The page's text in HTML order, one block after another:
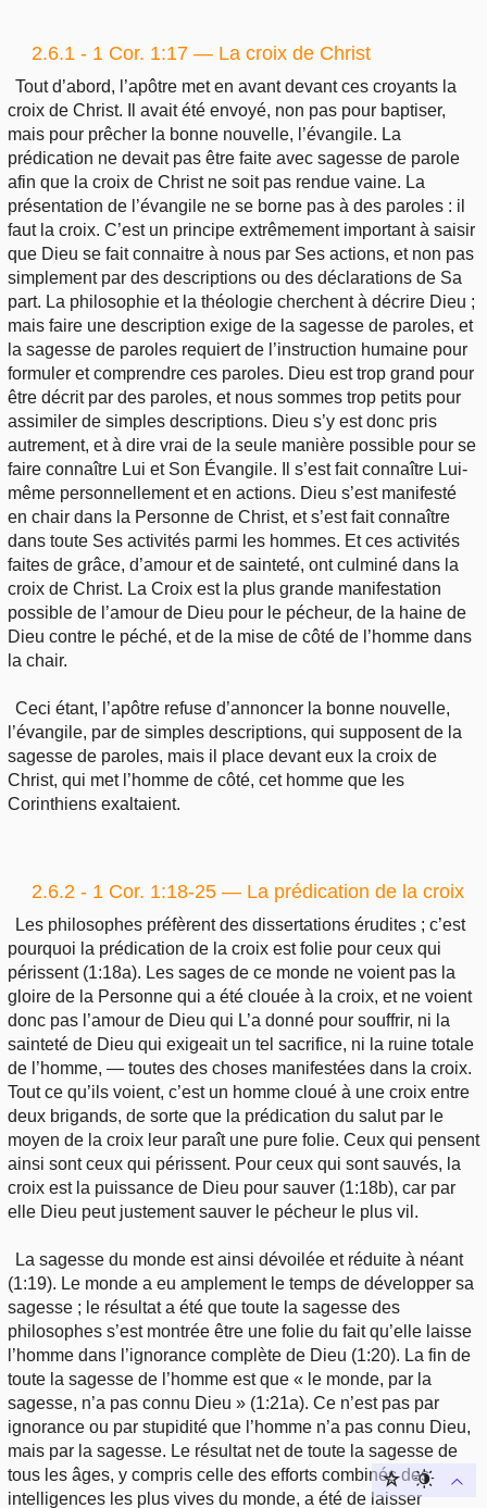
2.6.1 - 1 Cor. 1:17 — La croix de Christ
Tout d’abord, l’apôtre met en avant devant ces croyants la
croix de Christ. Il avait été envoyé, non pas pour baptiser,
mais pour prêcher la bonne nouvelle, l’évangile. La
prédication ne devait pas être faite avec sagesse de parole
afin que la croix de Christ ne soit pas rendue vaine. La
présentation de l’évangile ne se borne pas à des paroles : il
faut la croix. C’est un principe extrêmement important à saisir
que Dieu se fait connaitre à nous par Ses actions, et non pas
simplement par des descriptions ou des déclarations de Sa
part. La philosophie et la théologie cherchent à décrire Dieu ;
mais faire une description exige de la sagesse de paroles, et
la sagesse de paroles requiert de l’instruction humaine pour
formuler et comprendre ces paroles. Dieu est trop grand pour
être décrit par des paroles, et nous sommes trop petits pour
assimiler de simples descriptions. Dieu s’y est donc pris
autrement, et à dire vrai de la seule manière possible pour se
faire connaître Lui et Son Évangile. Il s’est fait connaître Lui-
même personnellement et en actions. Dieu s’est manifesté
en chair dans la Personne de Christ, et s’est fait connaître
dans toute Ses activités parmi les hommes. Et ces activités
faites de grâce, d’amour et de sainteté, ont culminé dans la
croix de Christ. La Croix est la plus grande manifestation
possible de l’amour de Dieu pour le pécheur, de la haine de
Dieu contre le péché, et de la mise de côté de l’homme dans
la chair.
Ceci étant, l’apôtre refuse d’annoncer la bonne nouvelle,
l’évangile, par de simples descriptions, qui supposent de la
sagesse de paroles, mais il place devant eux la croix de
Christ, qui met l’homme de côté, cet homme que les
Corinthiens exaltaient.
2.6.2 - 1 Cor. 1:18-25 — La prédication de la croix
Les philosophes préfèrent des dissertations érudites ; c’est
pourquoi la prédication de la croix est folie pour ceux qui
périssent (1:18a). Les sages de ce monde ne voient pas la
gloire de la Personne qui a été clouée à la croix, et ne voient
donc pas l’amour de Dieu qui L’a donné pour souffrir, ni la
sainteté de Dieu qui exigeait un tel sacrifice, ni la ruine totale
de l’homme, — toutes des choses manifestées dans la croix.
Tout ce qu’ils voient, c’est un homme cloué à une croix entre
deux brigands, de sorte que la prédication du salut par le
moyen de la croix leur paraît une pure folie. Ceux qui pensent
ainsi sont ceux qui périssent. Pour ceux qui sont sauvés, la
croix est la puissance de Dieu pour sauver (1:18b), car par
elle Dieu peut justement sauver le pécheur le plus vil.
La sagesse du monde est ainsi dévoilée et réduite à néant
(1:19). Le monde a eu amplement le temps de développer sa
sagesse ; le résultat a été que toute la sagesse des
philosophes s’est montrée être une folie du fait qu’elle laisse
l’homme dans l’ignorance complète de Dieu (1:20). La fin de
toute la sagesse de l’homme est que « le monde, par la
sagesse, n’a pas connu Dieu » (1:21a). Ce n’est pas par
ignorance ou par stupidité que l’homme n’a pas connu Dieu,
mais par la sagesse. Le résultat net de toute la sagesse de
tous les âges, y compris celle des efforts combinés des
intelligences les plus vives du monde, a été de laisser